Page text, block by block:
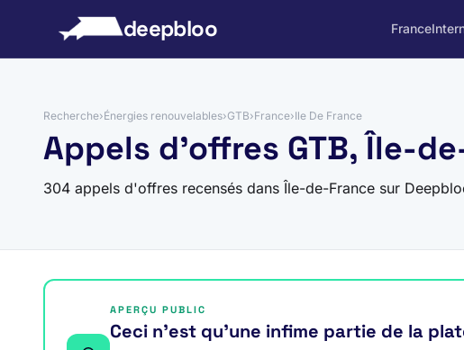
deepbloo France
Recherche›Énergies renouvelables›GTB›France›Ile De France
Appels d'offres GTB, Île-
304 appels d'offres recensés dans Île-de-France sur
APERÇU PUBLIC
Ceci n’est qu’une infime partie de la